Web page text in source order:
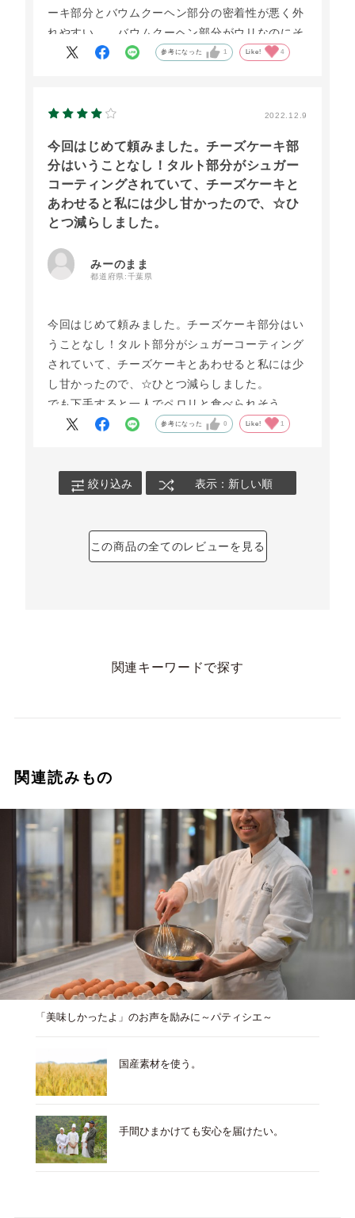
ーキ部分とバウムクーヘン部分の密着性が悪く外
れやすい。 バウムクーヘン部分がウリなのにそ
の物が邪魔をしている。参考になった 1 Like! 4
2022.12.9
今回はじめて頼みました。チーズケーキ部
分はいうことなし！タルト部分がシュガー
コーティングされていて、チーズケーキと
あわせると私には少し甘かったので、☆ひ
とつ減らしました。
みーのまま
都道府県:千葉県
今回はじめて頼みました。チーズケーキ部分はい
うことなし！タルト部分がシュガーコーティング
されていて、チーズケーキとあわせると私には少
し甘かったので、☆ひとつ減らしました。
でも下手すると一人でペロリと食べられそう。
参考になった 0 Like! 1
絞り込み 表示：新しい順
この商品の全てのレビューを見る
関連キーワードで探す
関連読みもの
「美味しかったよ」のお声を励みに～パティシエ～
国産素材を使う。
手間ひまかけても安心を届けたい。